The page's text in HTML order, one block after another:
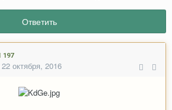
Ответить
197
22 октября, 2016